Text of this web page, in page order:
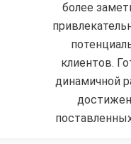
более
клиентов.
динамичной